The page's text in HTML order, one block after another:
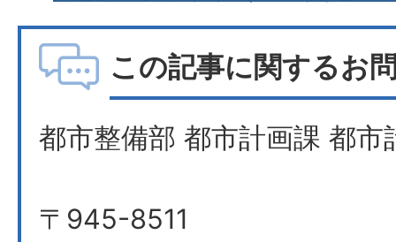
この記事に関するお
都市整備部 都市計画課 都市
〒945-8511